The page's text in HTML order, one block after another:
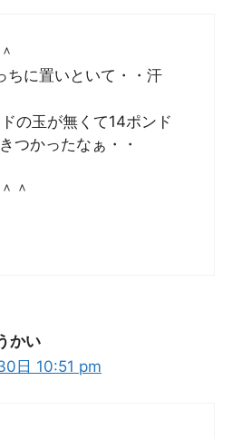
ちに置いといて・・汗
の玉が無くて14ポンド
つかったなぁ・・
＾
かい
日 10:51 pm